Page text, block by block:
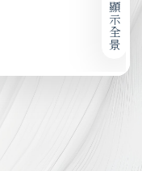
顯示全景